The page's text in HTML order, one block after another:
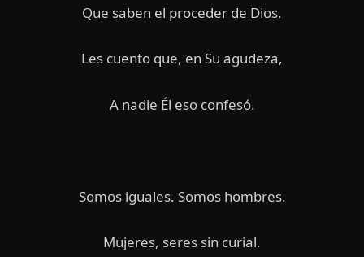
Que saben el proceder de Dios.
Les cuento que, en Su agudeza,
A nadie Él eso confesó.
Somos iguales. Somos hombres.
Mujeres, seres sin curial.